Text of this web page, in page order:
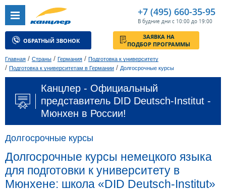
+7 (495) 660-35-95
В будние дни с 10:00 до 19:00
ОБРАТНЫЙ ЗВОНОК
ЗАЯВКА НА
ПОДБОР ПРОГРАММЫ
Главная / Страны / Германия / Подготовка к университету
/ Подготовка к университетам в Германии / Долгосрочные курсы
Канцлер - Официальный
представитель DID Deutsch-Institut -
Мюнхен в России!
Долгосрочные курсы
Долгосрочные курсы немецкого языка
для подготовки к университету в
Мюнхене: школа «DID Deutsch-Institut»